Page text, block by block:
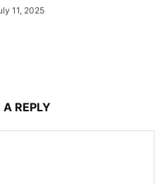
11, 2025
A REPLY